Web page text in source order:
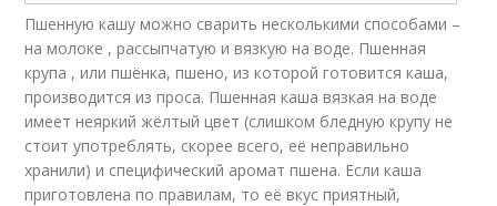
Пшенную кашу можно сварить несколькими способами –
на молоке , рассыпчатую и вязкую на воде. Пшенная
крупа , или пшёнка, пшено, из которой готовится каша,
производится из проса. Пшенная каша вязкая на воде
имеет неяркий жёлтый цвет (слишком бледную крупу не
стоит употреблять, скорее всего, её неправильно
хранили) и специфический аромат пшена. Если каша
приготовлена по правилам, то её вкус приятный,